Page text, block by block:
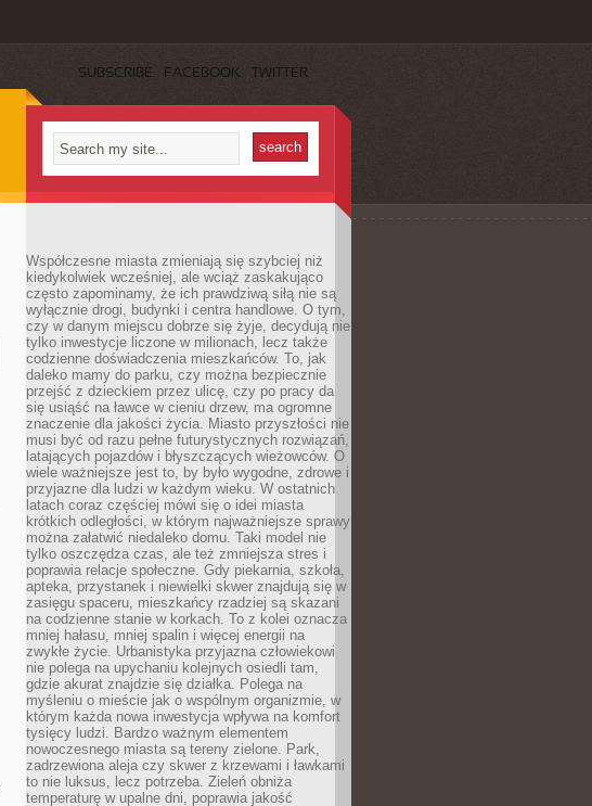
SUBSCRIBE FACEBOOK TWITTER
Współczesne miasta zmieniają się szybciej niż
kiedykolwiek wcześniej, ale wciąż zaskakująco
często zapominamy, że ich prawdziwą siłą nie są
wyłącznie drogi, budynki i centra handlowe. O tym,
czy w danym miejscu dobrze się żyje, decydują nie
tylko inwestycje liczone w milionach, lecz także
codzienne doświadczenia mieszkańców. To, jak
daleko mamy do parku, czy można bezpiecznie
przejść z dzieckiem przez ulicę, czy po pracy da
się usiąść na ławce w cieniu drzew, ma ogromne
znaczenie dla jakości życia. Miasto przyszłości nie
musi być od razu pełne futurystycznych rozwiązań,
latających pojazdów i błyszczących wieżowców. O
wiele ważniejsze jest to, by było wygodne, zdrowe i
przyjazne dla ludzi w każdym wieku. W ostatnich
latach coraz częściej mówi się o idei miasta
krótkich odległości, w którym najważniejsze sprawy
można załatwić niedaleko domu. Taki model nie
tylko oszczędza czas, ale też zmniejsza stres i
poprawia relacje społeczne. Gdy piekarnia, szkoła,
apteka, przystanek i niewielki skwer znajdują się w
zasięgu spaceru, mieszkańcy rzadziej są skazani
na codzienne stanie w korkach. To z kolei oznacza
mniej hałasu, mniej spalin i więcej energii na
zwykłe życie. Urbanistyka przyjazna człowiekowi
nie polega na upychaniu kolejnych osiedli tam,
gdzie akurat znajdzie się działka. Polega na
myśleniu o mieście jak o wspólnym organizmie, w
którym każda nowa inwestycja wpływa na komfort
tysięcy ludzi. Bardzo ważnym elementem
nowoczesnego miasta są tereny zielone. Park,
zadrzewiona aleja czy skwer z krzewami i ławkami
to nie luksus, lecz potrzeba. Zieleń obniża
temperaturę w upalne dni, poprawia jakość